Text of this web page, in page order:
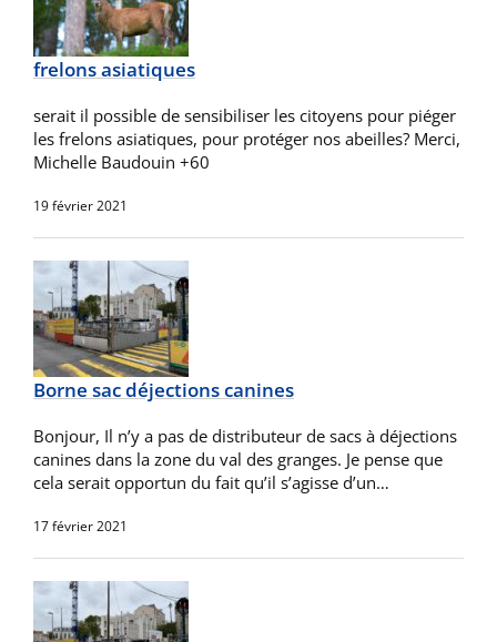
frelons asiatiques
serait il possible de sensibiliser les citoyens pour piéger
les frelons asiatiques, pour protéger nos abeilles? Merci,
Michelle Baudouin +60
19 février 2021
Borne sac déjections canines
Bonjour, Il n’y a pas de distributeur de sacs à déjections
canines dans la zone du val des granges. Je pense que
cela serait opportun du fait qu’il s’agisse d’un…
17 février 2021